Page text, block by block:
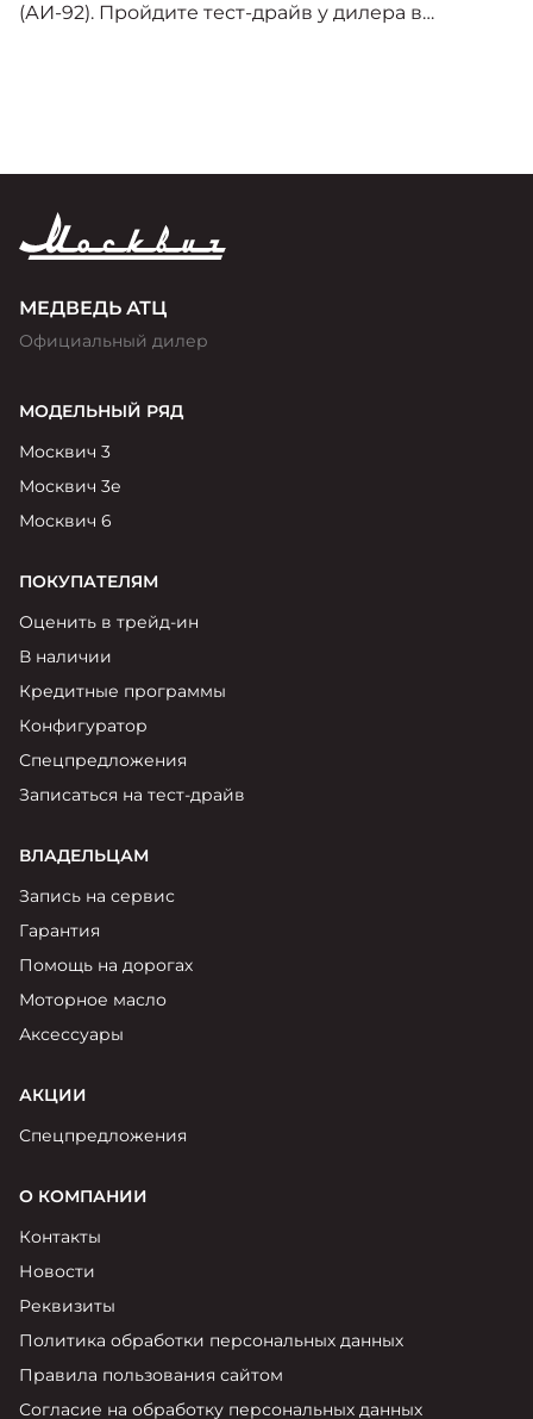
(АИ-92). Пройдите тест-драйв у дилера в
МЕДВЕДЬ АТЦ
Официальный дилер
МОДЕЛЬНЫЙ РЯД
Москвич 3
Москвич 3е
Москвич 6
ПОКУПАТЕЛЯМ
Оценить в трейд-ин
В наличии
Кредитные программы
Конфигуратор
Спецпредложения
Записаться на тест-драйв
ВЛАДЕЛЬЦАМ
Запись на сервис
Гарантия
Помощь на дорогах
Моторное масло
Аксессуары
АКЦИИ
Спецпредложения
О КОМПАНИИ
Контакты
Новости
Реквизиты
Политика обработки персональных данных
Правила пользования сайтом
Согласие на обработку персональных данных